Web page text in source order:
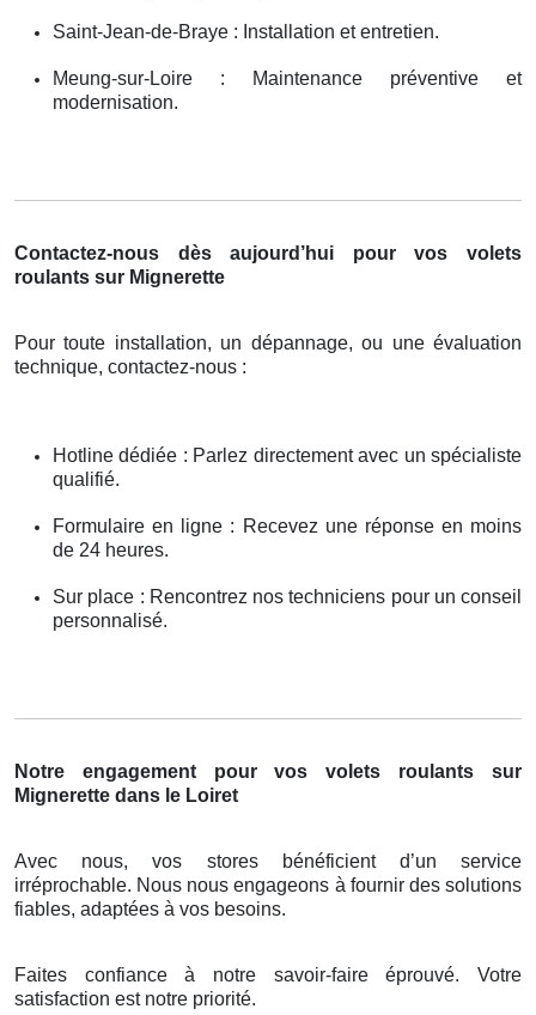
Saint-Jean-de-Braye : Installation et entretien.
Meung-sur-Loire : Maintenance préventive et
modernisation.
Contactez-nous dès aujourd’hui pour vos volets
roulants sur Mignerette
Pour toute installation, un dépannage, ou une évaluation
technique, contactez-nous :
Hotline dédiée : Parlez directement avec un spécialiste
qualifié.
Formulaire en ligne : Recevez une réponse en moins
de 24 heures.
Sur place : Rencontrez nos techniciens pour un conseil
personnalisé.
Notre engagement pour vos volets roulants sur
Mignerette dans le Loiret
Avec nous, vos stores bénéficient d’un service
irréprochable. Nous nous engageons à fournir des solutions
fiables, adaptées à vos besoins.
Faites confiance à notre savoir-faire éprouvé. Votre
satisfaction est notre priorité.